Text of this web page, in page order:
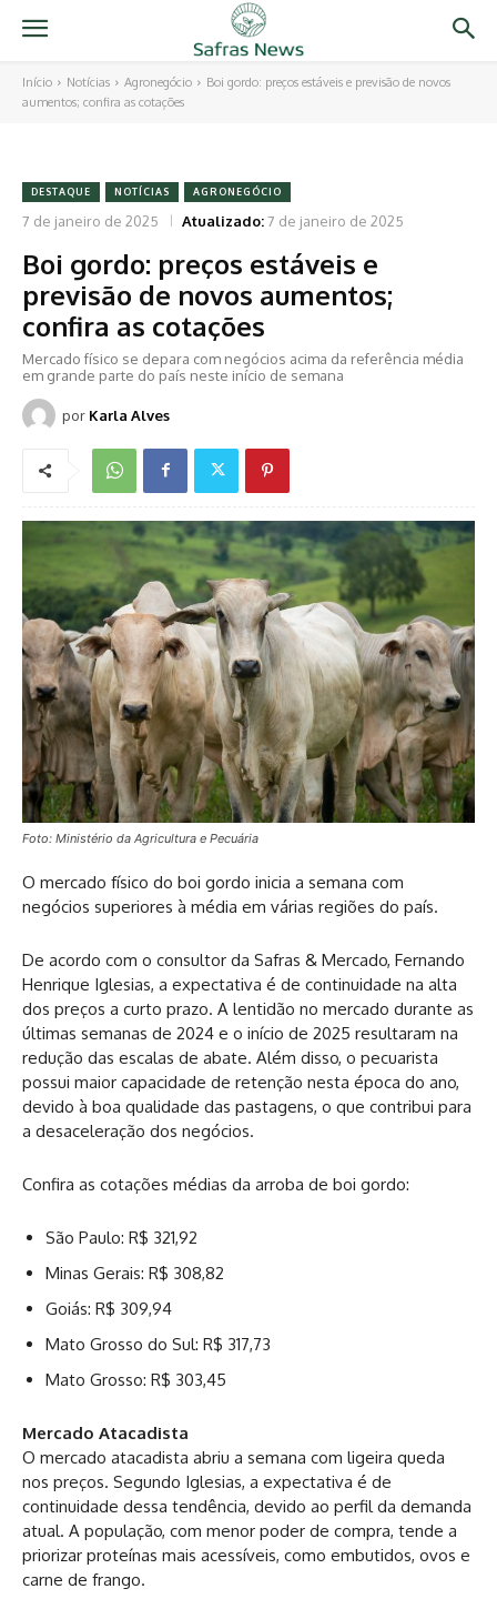
Início Notícias Agronegócio
Boi gordo: preços estáveis e previsão de novos
aumentos; confira as cotações
DESTAQUE NOTÍCIAS AGRONEGÓCIO
7 de janeiro de 2025 Atualizado:7 de janeiro de 2025
Boi gordo: preços estáveis e
previsão de novos aumentos;
confira as cotações
Mercado físico se depara com negócios acima da referência média
em grande parte do país neste início de semana
por Karla Alves
Foto: Ministério da Agricultura e Pecuária
O mercado físico do boi gordo inicia a semana com
negócios superiores à média em várias regiões do país.
De acordo com o consultor da Safras & Mercado, Fernando
Henrique Iglesias, a expectativa é de continuidade na alta
dos preços a curto prazo. A lentidão no mercado durante as
últimas semanas de 2024 e o início de 2025 resultaram na
redução das escalas de abate. Além disso, o pecuarista
possui maior capacidade de retenção nesta época do ano,
devido à boa qualidade das pastagens, o que contribui para
a desaceleração dos negócios.
Confira as cotações médias da arroba de boi gordo:
São Paulo: R$ 321,92
Minas Gerais: R$ 308,82
Goiás: R$ 309,94
Mato Grosso do Sul: R$ 317,73
Mato Grosso: R$ 303,45
Mercado Atacadista
O mercado atacadista abriu a semana com ligeira queda
nos preços. Segundo Iglesias, a expectativa é de
continuidade dessa tendência, devido ao perfil da demanda
atual. A população, com menor poder de compra, tende a
priorizar proteínas mais acessíveis, como embutidos, ovos e
carne de frango.